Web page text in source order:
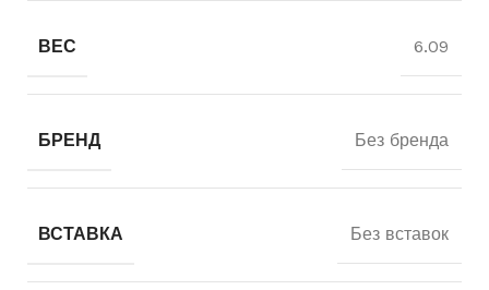
ВЕС 6.09
БРЕНД Без бренда
ВСТАВКА Без вставок